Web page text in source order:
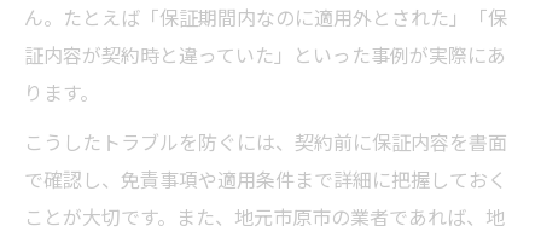
ん。たとえば「保証期間内なのに適用外とされた」「保
証内容が契約時と違っていた」といった事例が実際にあ
ります。
こうしたトラブルを防ぐには、契約前に保証内容を書面
で確認し、免責事項や適用条件まで詳細に把握しておく
ことが大切です。また、地元市原市の業者であれば、地